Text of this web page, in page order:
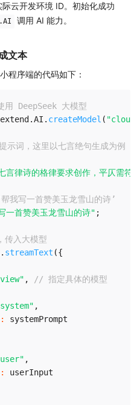
际云开发环境 ID。初始化成功
调用 AI 能力。
文本
程序端的代码如下：
用 DeepSeek 大模型
extend .AI . createModel (
词，这里以七言绝句生成为例
言律诗的格律要求创作，平仄需符
我写一首赞美玉龙雪山的诗’
一首赞美玉龙雪山的诗" ;
传入大模型
. streamText ({
,
// 指定具体的模型
,
:
systemPrompt
,
:
userInput